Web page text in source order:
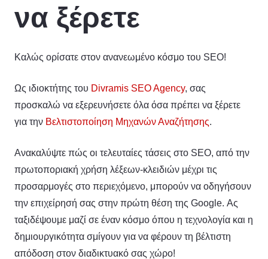
να ξέρετε
Καλώς ορίσατε στον ανανεωμένο κόσμο του SEO!
Ως ιδιοκτήτης του Divramis SEO Agency, σας
προσκαλώ να εξερευνήσετε όλα όσα πρέπει να ξέρετε
για την Βελτιστοποίηση Μηχανών Αναζήτησης.
Ανακαλύψτε πώς οι τελευταίες τάσεις στο SEO, από την
πρωτοποριακή χρήση λέξεων-κλειδιών μέχρι τις
προσαρμογές στο περιεχόμενο, μπορούν να οδηγήσουν
την επιχείρησή σας στην πρώτη θέση της Google. Ας
ταξιδέψουμε μαζί σε έναν κόσμο όπου η τεχνολογία και η
δημιουργικότητα σμίγουν για να φέρουν τη βέλτιστη
απόδοση στον διαδικτυακό σας χώρο!